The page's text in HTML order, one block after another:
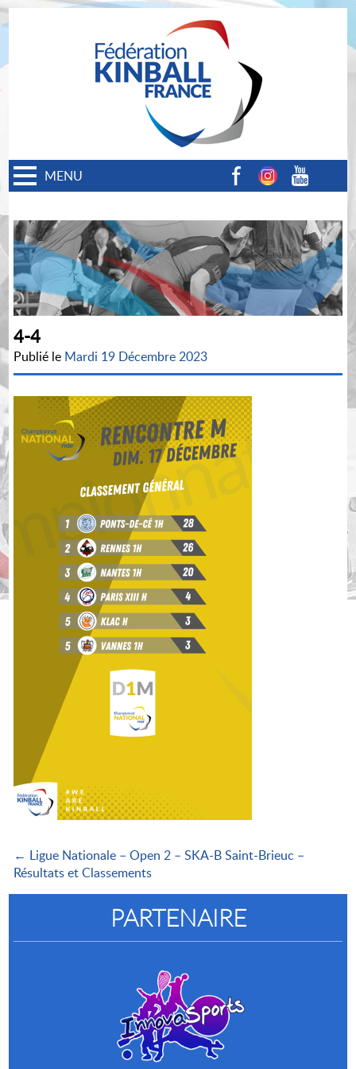
MENU
4-4
Publié le Mardi 19 Décembre 2023
← Ligue Nationale – Open 2 – SKA-B Saint-Brieuc –
Résultats et Classements
PARTENAIRE